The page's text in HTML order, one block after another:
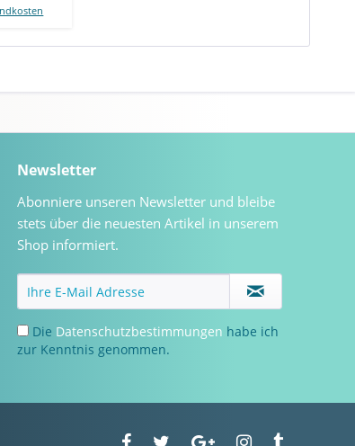
Newsletter
Abonniere unseren Newsletter und bleibe
stets über die neuesten Artikel in unserem
Shop informiert.
Die Datenschutzbestimmungen habe ich
zur Kenntnis genommen.